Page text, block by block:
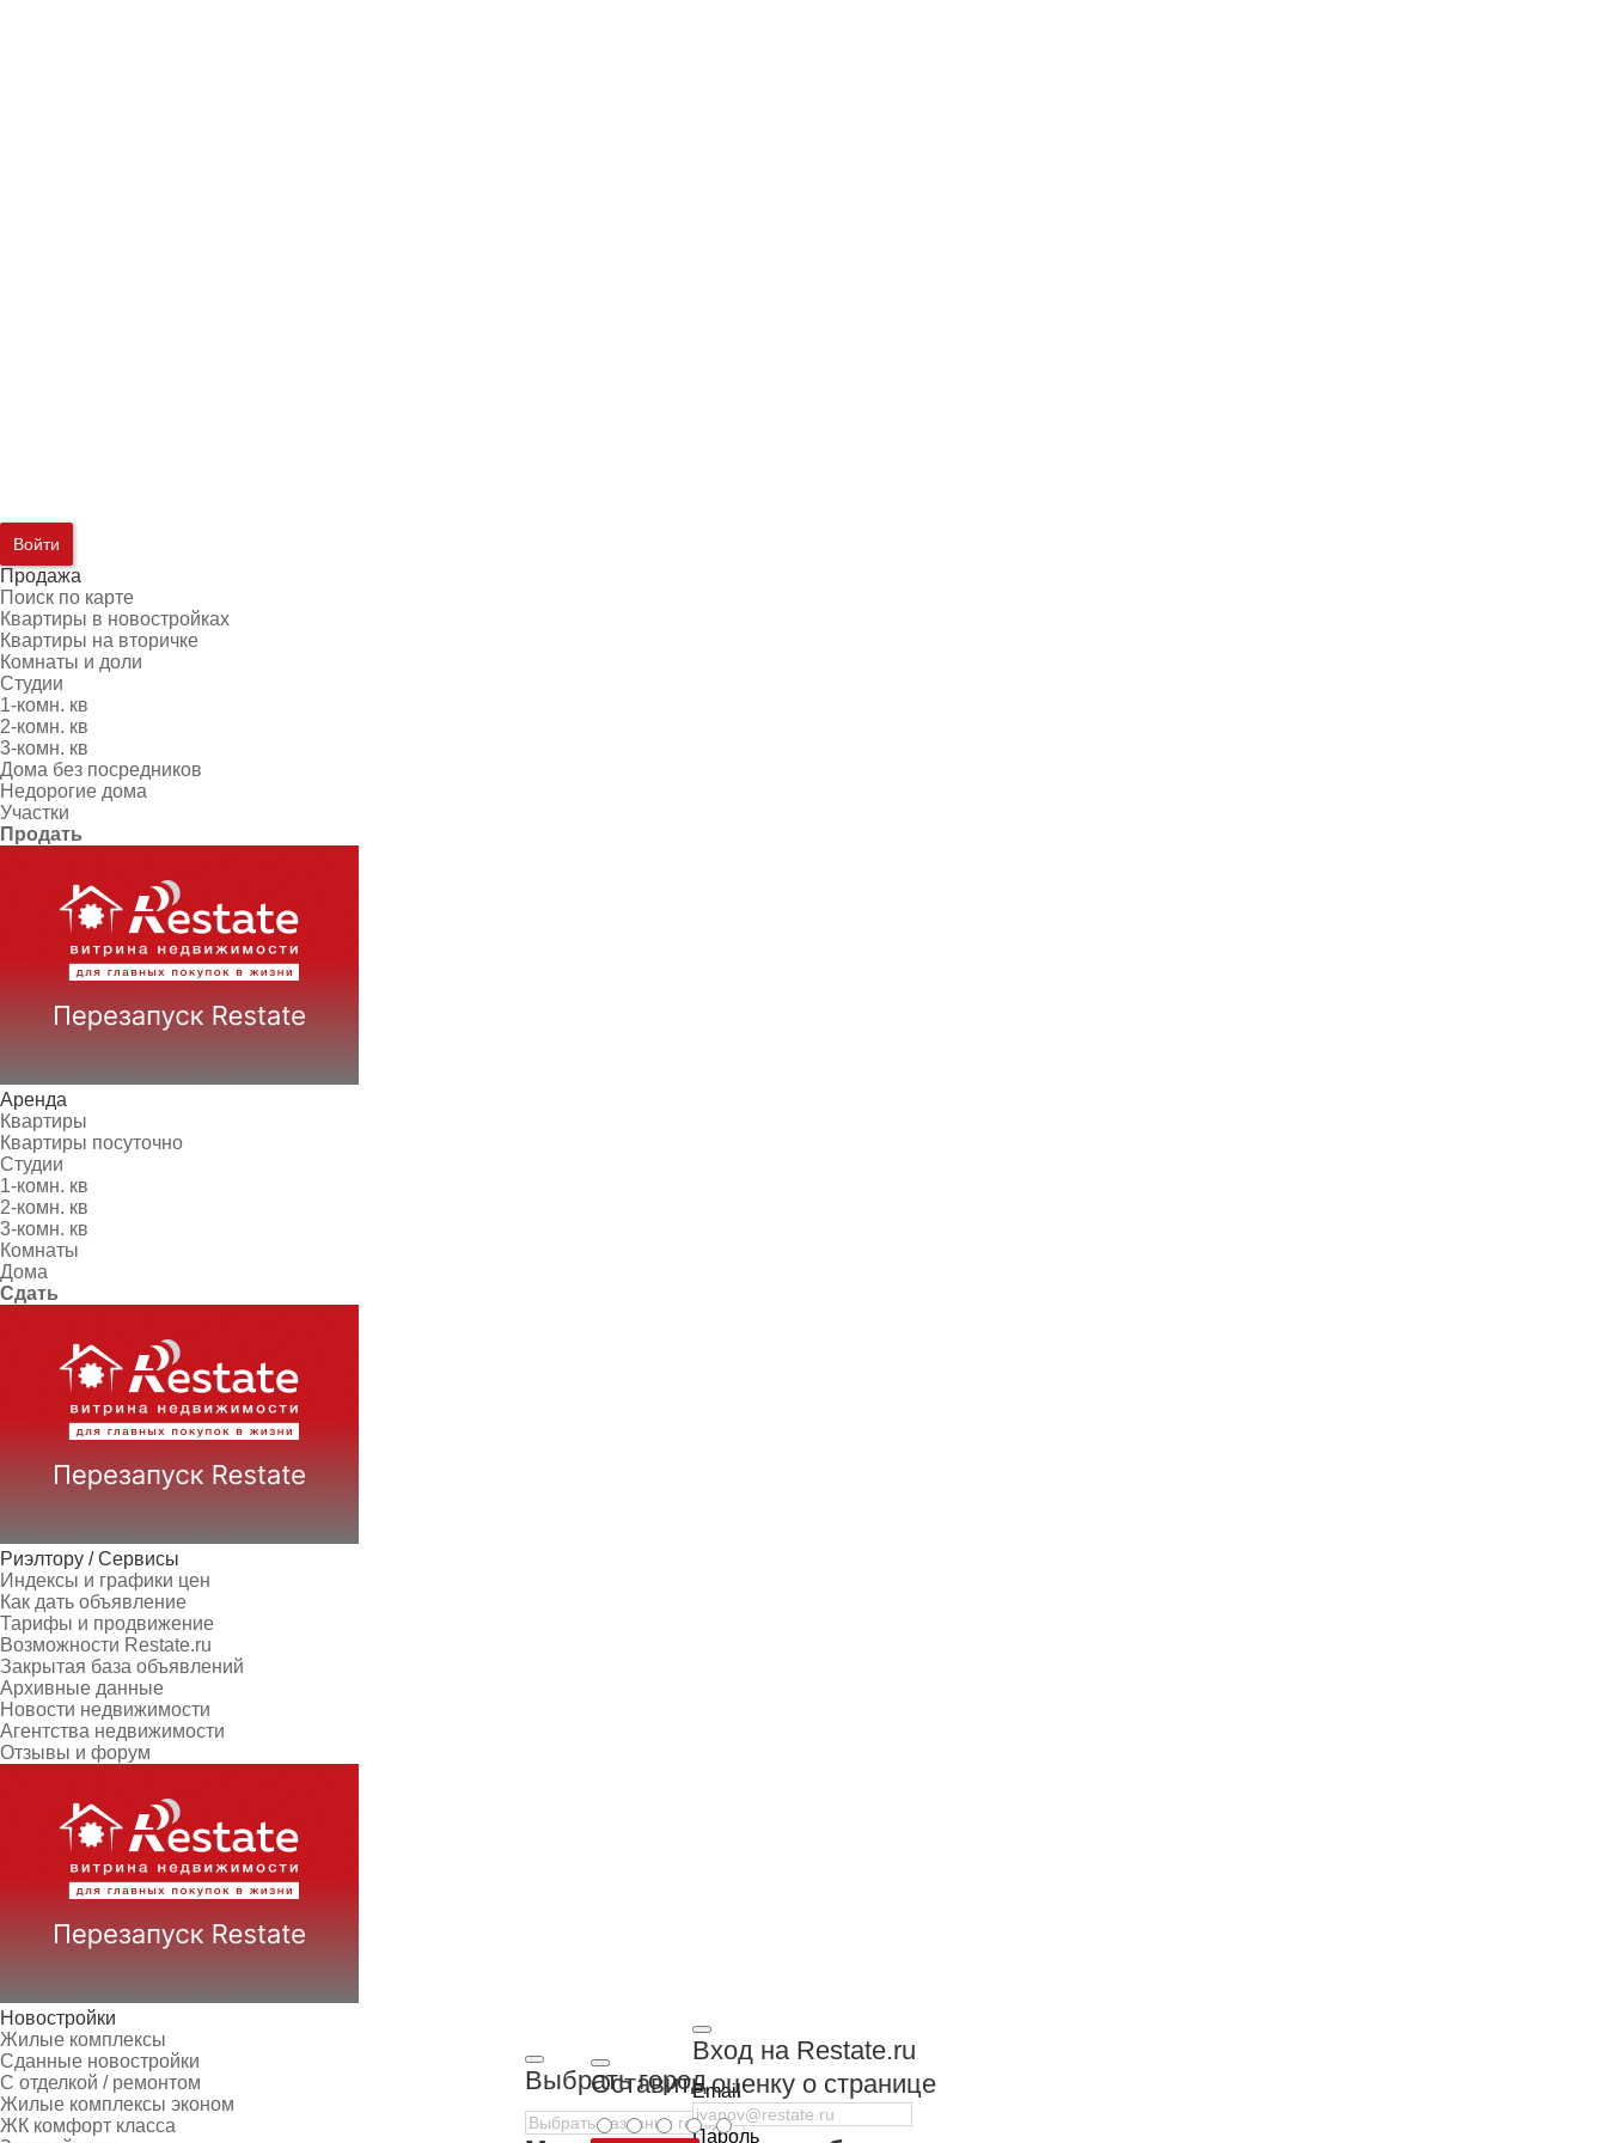
Войти
Продажа
Поиск по карте
Квартиры в новостройках
Квартиры на вторичке
Комнаты и доли
Студии
1-комн. кв
2-комн. кв
3-комн. кв
Дома без посредников
Недорогие дома
Участки
Продать
Аренда
Квартиры
Квартиры посуточно
Студии
1-комн. кв
2-комн. кв
3-комн. кв
Комнаты
Дома
Сдать
Риэлтору / Сервисы
Индексы и графики цен
Как дать объявление
Тарифы и продвижение
Возможности Restate.ru
Закрытая база объявлений
Архивные данные
Новости недвижимости
Агентства недвижимости
Отзывы и форум
Новостройки
Жилые комплексы
Сданные новостройки
С отделкой / ремонтом
Жилые комплексы эконом
ЖК комфорт класса
Выбрать город
Вход на Restate.ru
Email
Пароль
Оставить оценку о странице